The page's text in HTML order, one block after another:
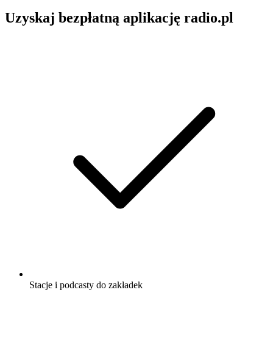
Uzyskaj bezpłatną aplikację radio.pl
Stacje i podcasty do zakładek